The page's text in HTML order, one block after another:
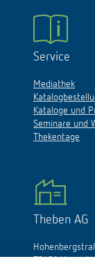
Service
Mediathek
Kataloge und
Seminare und
Thekentage
Theben AG
72401